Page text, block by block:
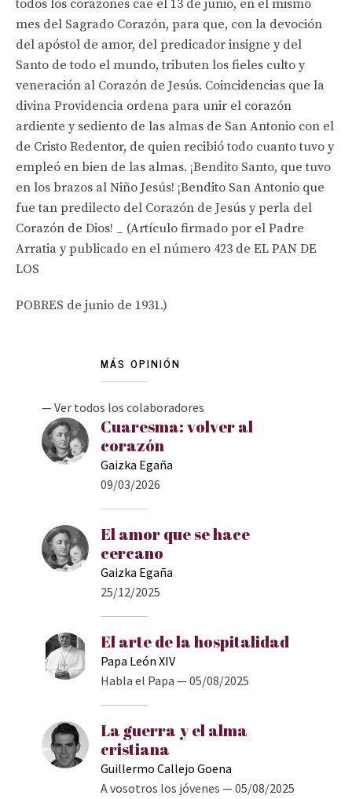
todos los corazones cae el 13 de junio, en el mismo
mes del Sagrado Corazón, para que, con la devoción
del apóstol de amor, del predicador insigne y del
Santo de todo el mundo, tributen los fieles culto y
veneración al Corazón de Jesús. Coincidencias que la
divina Providencia ordena para unir el corazón
ardiente y sediento de las almas de San Antonio con el
de Cristo Redentor, de quien recibió todo cuanto tuvo y
empleó en bien de las almas. ¡Bendito Santo, que tuvo
en los brazos al Niño Jesús! ¡Bendito San Antonio que
fue tan predilecto del Corazón de Jesús y perla del
Corazón de Dios! _ (Artículo firmado por el Padre
Arratia y publicado en el número 423 de EL PAN DE
LOS
POBRES de junio de 1931.)
MÁS OPINIÓN
Cuaresma: volver al
corazón
Gaizka Egaña
09/03/2026
El amor que se hace
cercano
Gaizka Egaña
25/12/2025
El arte de la hospitalidad
Papa León XIV
Habla el Papa — 05/08/2025
La guerra y el alma
cristiana
Guillermo Callejo Goena
A vosotros los jóvenes — 05/08/2025
— Ver todos los colaboradores